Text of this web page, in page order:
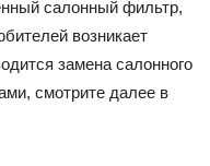
салонный фильтр,
возникает
замена салонного
смотрите далее в